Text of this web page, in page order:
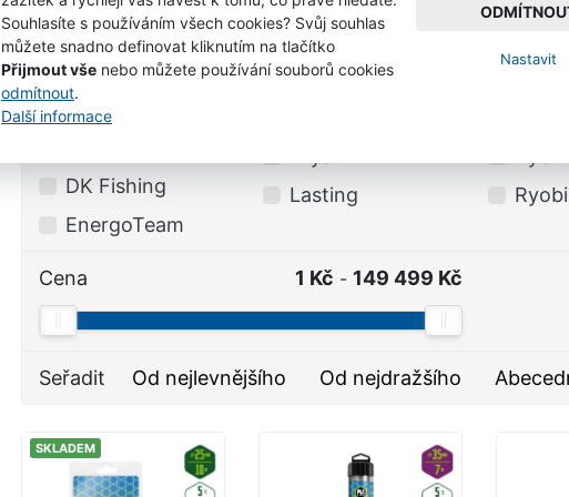
Souhlasíte s používáním všech cookies? Svůj souhlas
můžete snadno definovat kliknutím na tlačítko
Přijmout vše nebo můžete používání souborů cookies
odmítnout.
Další informace
Nastavit
Deeper
Delikapet
DELPHIN
DK Fishing
EnergoTeam
Kinetic
Konus
Lasting
Ryobi
Cena 1 Kč - 149 499 Kč
Seřadit Od nejlevnějšího Od nejdražšího
SKLADEM